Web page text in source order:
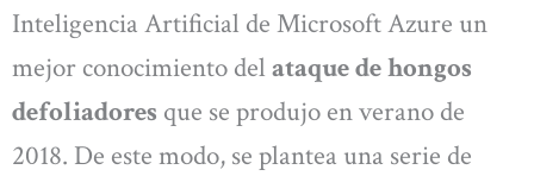
Inteligencia Artificial de Microsoft Azure un
mejor conocimiento del ataque de hongos
defoliadores que se produjo en verano de
2018. De este modo, se plantea una serie de